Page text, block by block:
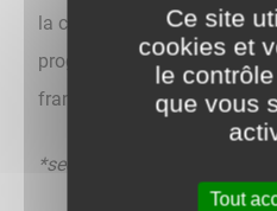
la convivialité. Lors de ces
programmés des musiciens
française.
*secouez vos hanches.
Ce site
cookies et
le
que vous
Tout